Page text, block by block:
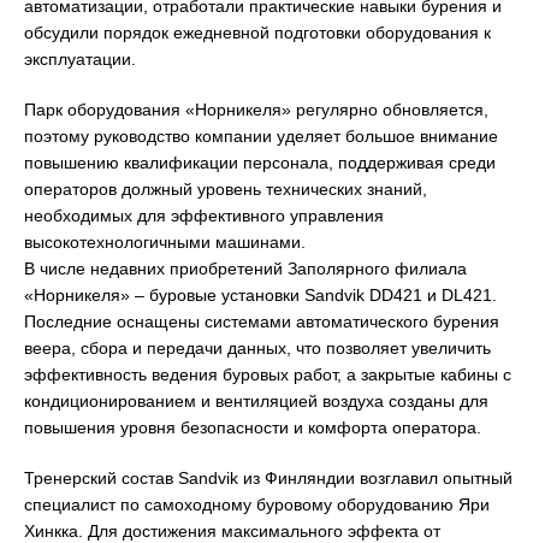
автоматизации, отработали практические навыки бурения и
обсудили порядок ежедневной подготовки оборудования к
эксплуатации.
Парк оборудования «Норникеля» регулярно обновляется,
поэтому руководство компании уделяет большое внимание
повышению квалификации персонала, поддерживая среди
операторов должный уровень технических знаний,
необходимых для эффективного управления
высокотехнологичными машинами.
В числе недавних приобретений Заполярного филиала
«Норникеля» – буровые установки Sandvik DD421 и DL421.
Последние оснащены системами автоматического бурения
веера, сбора и передачи данных, что позволяет увеличить
эффективность ведения буровых работ, а закрытые кабины с
кондиционированием и вентиляцией воздуха созданы для
повышения уровня безопасности и комфорта оператора.
Тренерский состав Sandvik из Финляндии возглавил опытный
специалист по самоходному буровому оборудованию Яри
Хинкка. Для достижения максимального эффекта от